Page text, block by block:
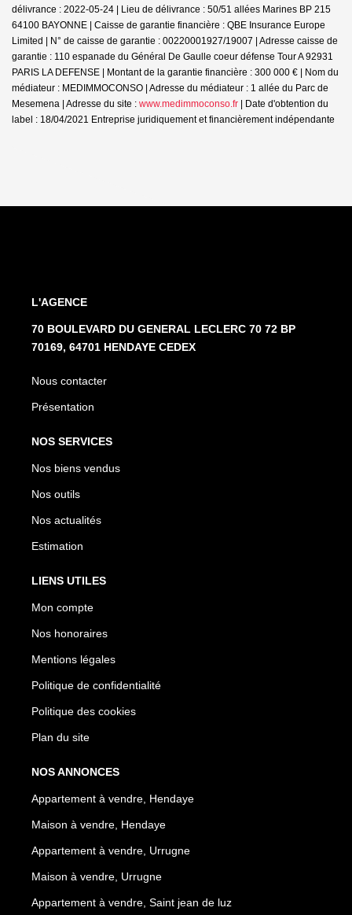
délivrance : 2022-05-24 | Lieu de délivrance : 50/51 allées Marines BP 215
64100 BAYONNE | Caisse de garantie financière : QBE Insurance Europe
Limited | N° de caisse de garantie : 00220001927/19007 | Adresse caisse de
garantie : 110 espanade du Général De Gaulle coeur défense Tour A 92931
PARIS LA DEFENSE | Montant de la garantie financière : 300 000 € | Nom du
médiateur : MEDIMMOCONSO | Adresse du médiateur : 1 allée du Parc de
Mesemena | Adresse du site : www.medimmoconso.fr | Date d'obtention du
label : 18/04/2021 Entreprise juridiquement et financièrement indépendante
L'AGENCE
70 BOULEVARD DU GENERAL LECLERC 70 72 BP
70169, 64701 HENDAYE CEDEX
Nous contacter
Présentation
NOS SERVICES
Nos biens vendus
Nos outils
Nos actualités
Estimation
LIENS UTILES
Mon compte
Nos honoraires
Mentions légales
Politique de confidentialité
Politique des cookies
Plan du site
NOS ANNONCES
Appartement à vendre, Hendaye
Maison à vendre, Hendaye
Appartement à vendre, Urrugne
Maison à vendre, Urrugne
Appartement à vendre, Saint jean de luz